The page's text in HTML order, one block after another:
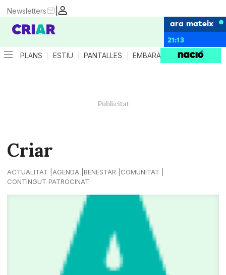
|
Newsletters
ara mateix
21:13
PLANS ESTIU PANTALLES EMBARÀS CRIANÇA
Criar
ACTUALITAT AGENDA BENESTAR
COMUNITAT
CONTINGUT PATROCINAT